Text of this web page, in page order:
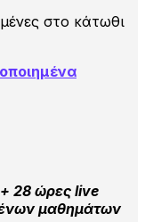
στο κάτωθι
28 ώρες live
μαθημάτων